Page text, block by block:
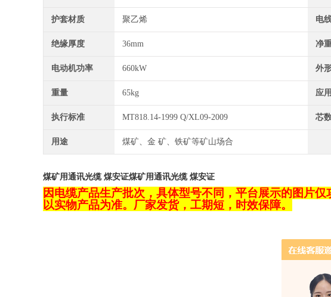
护套材质 聚乙烯 电
绝缘厚度 36mm 净
电动机功率 660kW 外
重量 65kg 应
执行标准 MT818.14-1999 Q/XL09-2009 芯
用途 煤矿、金 矿、铁矿等矿山场合
煤矿用通讯光缆 煤安证煤矿用通讯光缆 煤安证
因电缆产品生产批次，具体型号不同，平台展示的图片
以实物产品为准。厂家发货，工期短，时效保障。